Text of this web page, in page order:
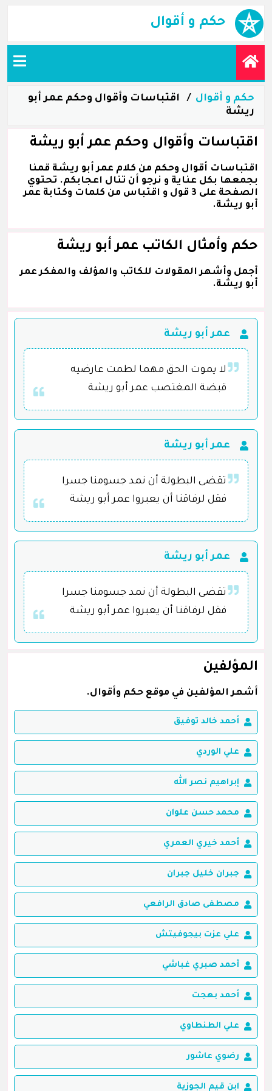
حكم و أقوال
حكم و أقوال
اقتباسات وأقوال وحكم عمر أبو
ريشة
اقتباسات وأقوال وحكم عمر أبو ريشة
اقتباسات أقوال وحكم من كلام عمر أبو ريشة قمنا
بجمعها بكل عناية و نرجو أن تنال اعجابكم. تحتوي
الصفحة على 3 قول و اقتباس من كلمات وكتابة عمر
أبو ريشة.
حكم وأمثال الكاتب عمر أبو ريشة
أجمل وأشهر المقولات للكاتب والمؤلف والمفكر عمر
أبو ريشة.
عمر أبو ريشة
لا يموت الحق مهما لطمت عارضيه
قبضة المغتصب عمر أبو ريشة
عمر أبو ريشة
تقضى البطولة أن نمد جسومنا جسرا
فقل لرفاقنا أن يعبروا عمر أبو ريشة
عمر أبو ريشة
تقضى البطولة أن نمد جسومنا جسرا
فقل لرفاقنا أن يعبروا عمر أبو ريشة
المؤلفين
أشهر المؤلفين في موقع حكم وأقوال.
أحمد خالد توفيق
علي الوردي
إبراهيم نصر الله
محمد حسن علوان
أحمد خيري العمري
جبران خليل جبران
مصطفى صادق الرافعي
علي عزت بيجوفيتش
أحمد صبري غباشي
أحمد بهجت
علي الطنطاوي
رضوي عاشور
ابن قيم الجوزية